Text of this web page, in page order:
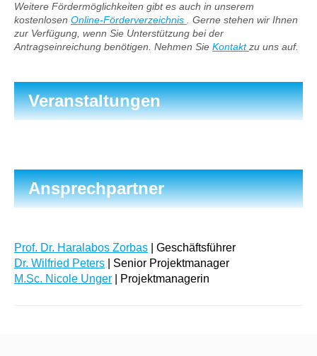
Weitere Fördermöglichkeiten gibt es auch in unserem
kostenlosen Online-Förderverzeichnis
. Gerne stehen wir Ihnen
zur Verfügung, wenn Sie Unterstützung bei der
Antragseinreichung benötigen. Nehmen Sie Kontaktzu uns auf.
Veranstaltungen
Ansprechpartner
Prof. Dr. Haralabos Zorbas | Geschäftsführer
Dr. Wilfried Peters | Senior Projektmanager
M.Sc. Nicole Unger | Projektmanagerin